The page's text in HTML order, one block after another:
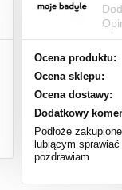
Ocena produktu:
Ocena sklepu:
Ocena dostawy:
Dodatkowy
Podłoże
lubiącym
pozdrawiam